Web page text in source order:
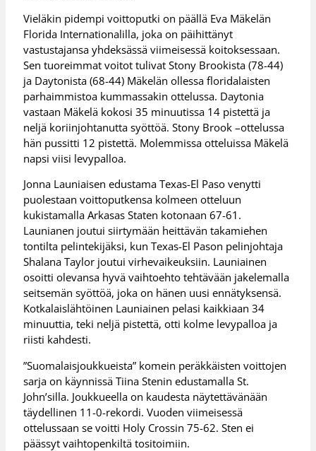
Vieläkin pidempi voittoputki on päällä Eva Mäkelän
Florida Internationalilla, joka on päihittänyt
vastustajansa yhdeksässä viimeisessä koitoksessaan.
Sen tuoreimmat voitot tulivat Stony Brookista (78-44)
ja Daytonista (68-44) Mäkelän ollessa floridalaisten
parhaimmistoa kummassakin ottelussa. Daytonia
vastaan Mäkelä kokosi 35 minuutissa 14 pistettä ja
neljä koriinjohtanutta syöttöä. Stony Brook –ottelussa
hän pussitti 12 pistettä. Molemmissa otteluissa Mäkelä
napsi viisi levypalloa.
Jonna Launiaisen edustama Texas-El Paso venytti
puolestaan voittoputkensa kolmeen otteluun
kukistamalla Arkasas Staten kotonaan 67-61.
Launianen joutui siirtymään heittävän takamiehen
tontilta pelintekijäksi, kun Texas-El Pason pelinjohtaja
Shalana Taylor joutui virhevaikeuksiin. Launiainen
osoitti olevansa hyvä vaihtoehto tehtävään jakelemalla
seitsemän syöttöä, joka on hänen uusi ennätyksensä.
Kotkalaislähtöinen Launiainen pelasi kaikkiaan 34
minuuttia, teki neljä pistettä, otti kolme levypalloa ja
riisti kahdesti.
”Suomalaisjoukkueista” komein peräkkäisten voittojen
sarja on käynnissä Tiina Stenin edustamalla St.
John’silla. Joukkueella on kaudesta näytettävänään
täydellinen 11-0-rekordi. Vuoden viimeisessä
ottelussaan se voitti Holy Crossin 75-62. Sten ei
päässyt vaihtopenkiltä tositoimiin.